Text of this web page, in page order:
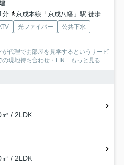
分
京成本線「京成八幡」駅 徒歩14分
光ファイバー 公共下水
代理でお部屋を見学するというサービ
の現地待ち合わせ・LIN... もっと見る
㎡ / 2LDK
㎡ / 2LDK